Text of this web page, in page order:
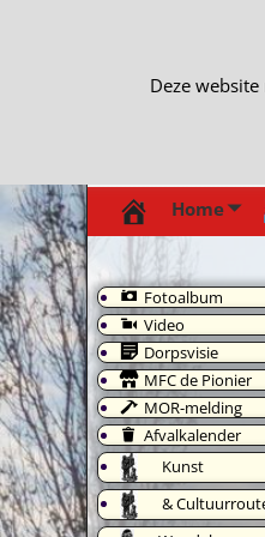
Home
Fotoalbum
Video
Dorpsvisie
MFC de Pionier
MOR-melding
Afvalkalender
Kunst
&
Deze